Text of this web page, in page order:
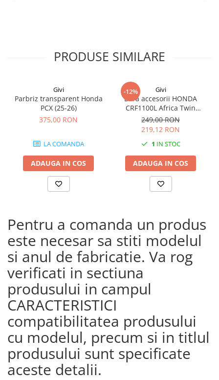
PRODUSE SIMILARE
Givi
Parbriz transparent Honda
PCX (25-26)
375,00 RON
LA COMANDA
ADAUGA IN COS
-12% Givi
Bara accesorii HONDA
CRF1100L Africa Twin
Adventure Sports (20 - 23)
CRF1100L Africa Twin
Adventure Sports (24)
CRF1100L AFRICA TWIN (24)
CRF1100L Africa Twin (20 -
23)
249,00 RON
219,12 RON
1 IN STOC
ADAUGA IN COS
Pentru a comanda un produs
este necesar sa stiti modelul
si anul de fabricatie. Va rog
verificati in sectiuna
produsului in campul
CARACTERISTICI
compatibilitatea produsului
cu modelul, precum si in titlul
produsului sunt specificate
aceste detalii.